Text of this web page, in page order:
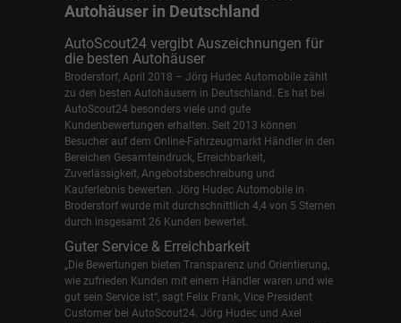
Autohäuser in Deutschland
AutoScout24 vergibt Auszeichnungen für
die besten Autohäuser
Broderstorf, April 2018 – Jörg Hudec Automobile zählt
zu den besten Autohäusern in Deutschland. Es hat bei
AutoScout24 besonders viele und gute
Kundenbewertungen erhalten. Seit 2013 können
Besucher auf dem Online-Fahrzeugmarkt Händler in den
Bereichen Gesamteindruck, Erreichbarkeit,
Zuverlässigkeit, Angebotsbeschreibung und
Kauferlebnis bewerten. Jörg Hudec Automobile in
Broderstorf wurde mit durchschnittlich 4,4 von 5 Sternen
durch insgesamt 26 Kunden bewertet.
Guter Service & Erreichbarkeit
„Die Bewertungen bieten Transparenz und Orientierung,
wie zufrieden Kunden mit einem Händler waren und wie
gut sein Service ist“, sagt Felix Frank, Vice President
Customer bei AutoScout24. Jörg Hudec und Axel